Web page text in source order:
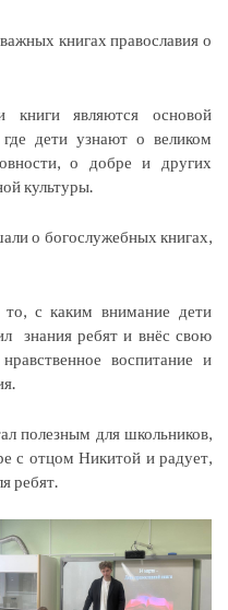
книгах православия о
являются основой
дети узнают о великом
о добре и других
культуры.
о богослужебных книгах,
с каким внимание дети
знания ребят и внёс свою
воспитание и
полезным для школьников,
с отцом Никитой и радует,
ребят.